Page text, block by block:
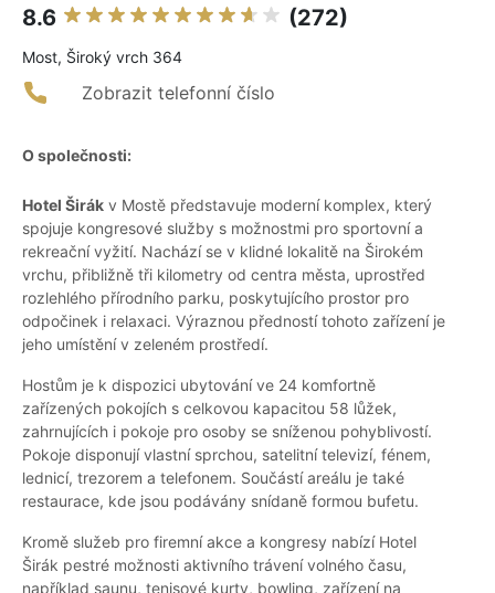
8.6 (272)
Most, Široký vrch 364
Zobrazit telefonní číslo
O společnosti:
Hotel Širák v Mostě představuje moderní komplex, který
spojuje kongresové služby s možnostmi pro sportovní a
rekreační vyžití. Nachází se v klidné lokalitě na Širokém
vrchu, přibližně tři kilometry od centra města, uprostřed
rozlehlého přírodního parku, poskytujícího prostor pro
odpočinek i relaxaci. Výraznou předností tohoto zařízení je
jeho umístění v zeleném prostředí.
Hostům je k dispozici ubytování ve 24 komfortně
zařízených pokojích s celkovou kapacitou 58 lůžek,
zahrnujících i pokoje pro osoby se sníženou pohyblivostí.
Pokoje disponují vlastní sprchou, satelitní televizí, fénem,
lednicí, trezorem a telefonem. Součástí areálu je také
restaurace, kde jsou podávány snídaně formou bufetu.
Kromě služeb pro firemní akce a kongresy nabízí Hotel
Širák pestré možnosti aktivního trávení volného času,
například saunu, tenisové kurty, bowling, zařízení na